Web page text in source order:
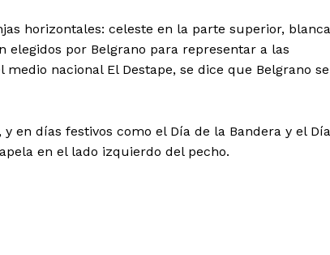
horizontales: celeste en la parte superior, blanca
por Belgrano para representar a las
nacional El Destape, se dice que Belgrano se
en días festivos como el Día de la Bandera y el Día
en el lado izquierdo del pecho.